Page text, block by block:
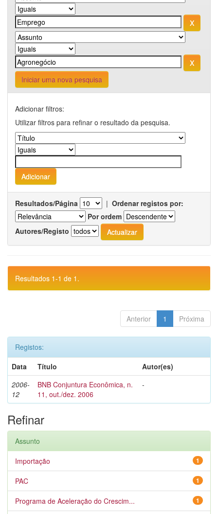
Iniciar uma nova pesquisa
Adicionar filtros:
Utilizar filtros para refinar o resultado da pesquisa.
Resultados/Página | Ordenar registos por:
Por ordem
Autores/Registo
Resultados 1-1 de 1.
Anterior 1 Próxima
Registos:
Data
Título
Autor(es)
2006-
12
BNB Conjuntura Econômica, n.
11, out./dez. 2006
-
Refinar
Assunto
1
Importação
1
PAC
1
Programa de Aceleração do Crescim...